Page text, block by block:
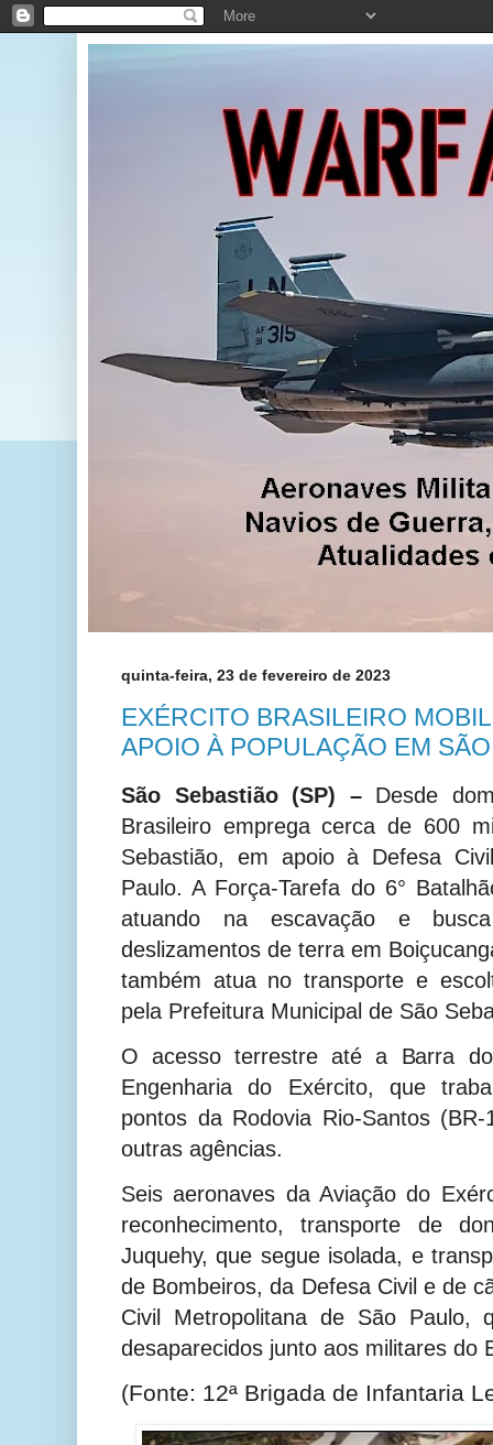
quinta-feira, 23 de fevereiro de 2023
EXÉRCITO BRASILEIRO
APOIO À POPULAÇÃO EM
São Sebastião (SP) –Desde
Brasileiro emprega cerca de 600
Sebastião, em apoio à Defesa
Paulo. A Força-Tarefa do 6°
atuando na escavação e
deslizamentos de terra em
também atua no transporte e
pela Prefeitura Municipal de São
O acesso terrestre até a Barra
Engenharia do Exército, que
pontos da Rodovia Rio-Santos
outras agências.
Seis aeronaves da Aviação do
reconhecimento, transporte de
Juquehy, que segue isolada, e
de Bombeiros, da Defesa Civil e de
Civil Metropolitana de São Paulo,
desaparecidos junto aos militares do
(Fonte: 12ª Brigada de Infantaria